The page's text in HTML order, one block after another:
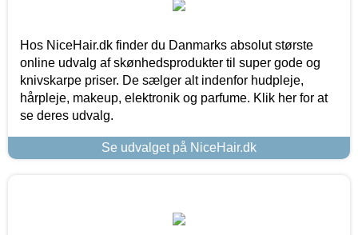
Hos NiceHair.dk finder du Danmarks absolut største
online udvalg af skønhedsprodukter til super gode og
knivskarpe priser. De sælger alt indenfor hudpleje,
hårpleje, makeup, elektronik og parfume. Klik her for at
se deres udvalg.
Se udvalget på NiceHair.dk